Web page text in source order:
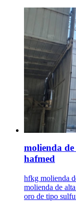
molienda
hafmed
hfkg molienda
molienda de
oro de tipo